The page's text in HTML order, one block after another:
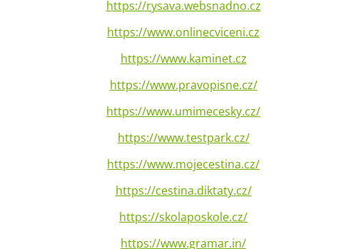
https://rysava.websnadno.cz
https://www.onlinecviceni.cz
https://www.kaminet.cz
https://www.pravopisne.cz/
https://www.umimecesky.cz/
https://www.testpark.cz/
https://www.mojecestina.cz/
https://cestina.diktaty.cz/
https://skolaposkole.cz/
https://www.gramar.in/